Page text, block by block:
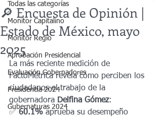
Todas las categorías
Monitor Capitalino
Monitor Regio
Aprobación Presidencial
Evaluación Gobernadores
Presidencia 2024
Gubernaturas 2024
🔎 Encuesta de Opinión |
Estado de México, mayo
2025
La más reciente medición de
FactoMétrica revela cómo perciben los
ciudadanos el trabajo de la
gobernadora Delfina Gómez:
✅ 60.1% aprueba su desempeño